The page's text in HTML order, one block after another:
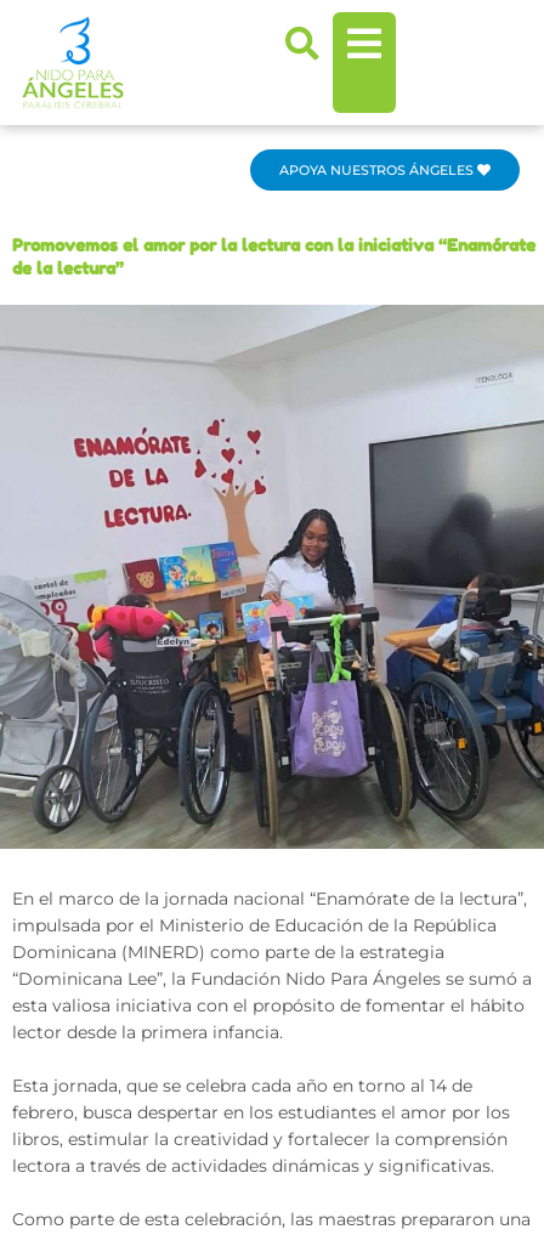
contenido
APOYA NUESTROS ÁNGELES
Promovemos el amor por la lectura con la iniciativa “Enamórate
de la lectura”
En el marco de la jornada nacional “Enamórate de la lectura”,
impulsada por el Ministerio de Educación de la República
Dominicana (MINERD) como parte de la estrategia
“Dominicana Lee”, la Fundación Nido Para Ángeles se sumó a
esta valiosa iniciativa con el propósito de fomentar el hábito
lector desde la primera infancia.
Esta jornada, que se celebra cada año en torno al 14 de
febrero, busca despertar en los estudiantes el amor por los
libros, estimular la creatividad y fortalecer la comprensión
lectora a través de actividades dinámicas y significativas.
Como parte de esta celebración, las maestras prepararon una